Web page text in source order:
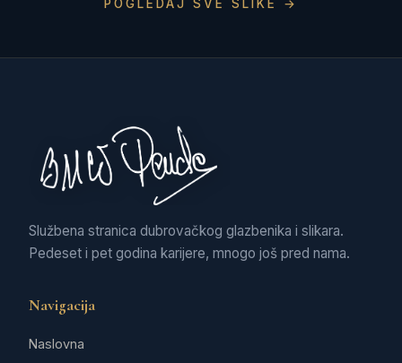
POGLEDAJ SVE SLIKE →
Službena stranica dubrovačkog glazbenika i slikara.
Pedeset i pet godina karijere, mnogo još pred nama.
Navigacija
Naslovna